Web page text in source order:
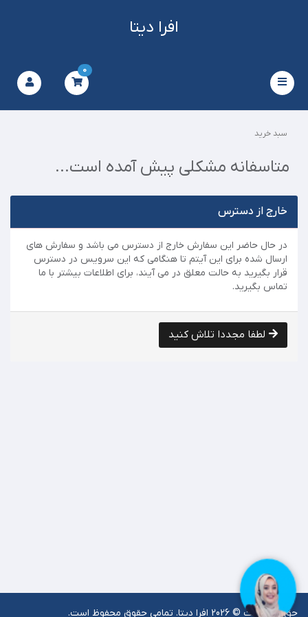
افرا دیتا
Toggle
navigation
0
سبد خرید
متاسفانه مشکلی پیش آمده است...
خارج از دسترس
در حال حاضر این سفارش خارج از دسترس می باشد و سفارش های
ارسال شده برای این آیتم تا هنگامی که این سرویس در دسترس
قرار بگیرید به حالت معلق در می آیند، برای اطلاعات بیشتر با ما
تماس بگیرید.
لطفا مجددا تلاش کنید
حق کپی رایت © 2026 افرا دیتا. تمامی حقوق محفوظ است.